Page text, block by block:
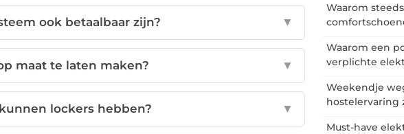
ook betaalbaar zijn? ▼
maat te laten maken? ▼
lockers hebben? ▼
Waarom
Waarom een
verplichte
Weekendje
hostelervaring
Must-have